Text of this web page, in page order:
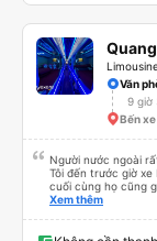
và họ trả lời ngay
Họ đã tìm thấy
chúng để chúng tôi
rất ấn tượng, sẽ đặt
Văn
9 giờ
Bến
Người nước ngoài
Tôi đến trước giờ xe
cuối cùng họ cũng
sao thì tôi ngủ ngon
Xem thêm